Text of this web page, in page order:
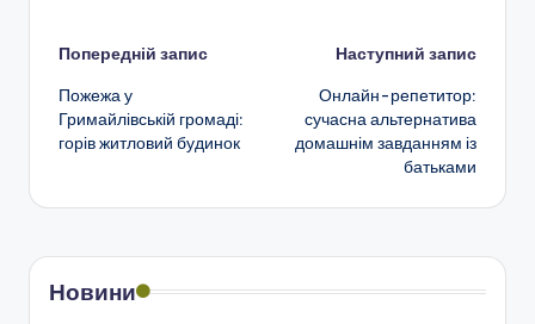
Навігація
по
запису
Попередній запис
Пожежа у
Гримайлівській громаді:
горів житловий будинок
Наступний запис
Онлайн-репетитор:
сучасна альтернатива
домашнім завданням із
батьками
Новини